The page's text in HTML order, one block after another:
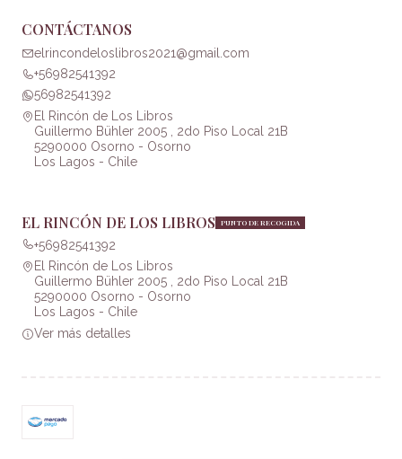
CONTÁCTANOS
elrincondeloslibros2021@gmail.com
+56982541392
56982541392
El Rincón de Los Libros
Guillermo Bühler 2005 , 2do Piso Local 21B
5290000 Osorno - Osorno
Los Lagos - Chile
EL RINCÓN DE LOS LIBROS PUNTO DE RECOGIDA
+56982541392
El Rincón de Los Libros
Guillermo Bühler 2005 , 2do Piso Local 21B
5290000 Osorno - Osorno
Los Lagos - Chile
Ver más detalles